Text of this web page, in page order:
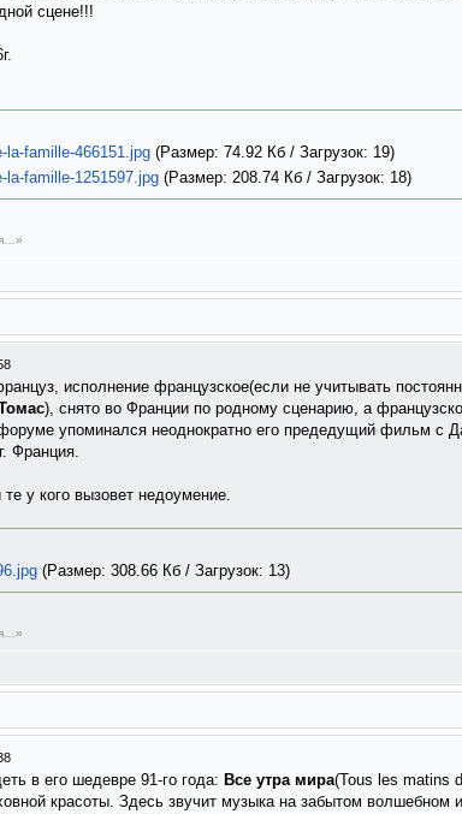
сцене!!!
la-famille-466151.jpg(Размер: 74.92 Кб / Загрузок: 19)
la-famille-1251597.jpg(Размер: 208.74 Кб / Загрузок: 18)
исполнение французское(если не учитывать
), снято во Франции по родному сценарию, а
упоминался неоднократно его предедущий фильм с
Франция.
у кого вызовет недоумение.
(Размер: 308.66 Кб / Загрузок: 13)
в его шедевре 91-го года: Все утра мира(Tous les matins
красоты. Здесь звучит музыка на забытом